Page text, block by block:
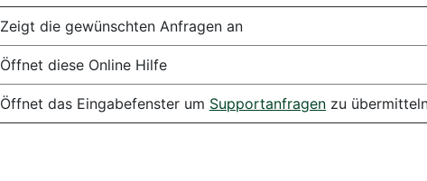
Zeigt die gewünschten Anfragen an
Öffnet diese Online Hilfe
Öffnet das Eingabefenster um Supportanfragen zu